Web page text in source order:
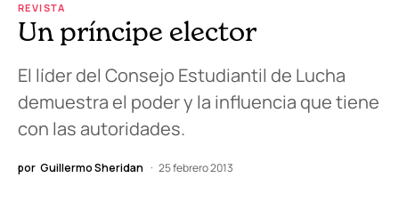
REVISTA
Un príncipe elector
El líder del Consejo Estudiantil de Lucha
demuestra el poder y la influencia que tiene
con las autoridades.
por Guillermo Sheridan 25 febrero 2013